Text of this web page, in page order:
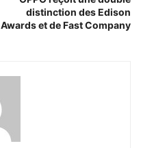
distinction des Edison
Awards et de Fast Company